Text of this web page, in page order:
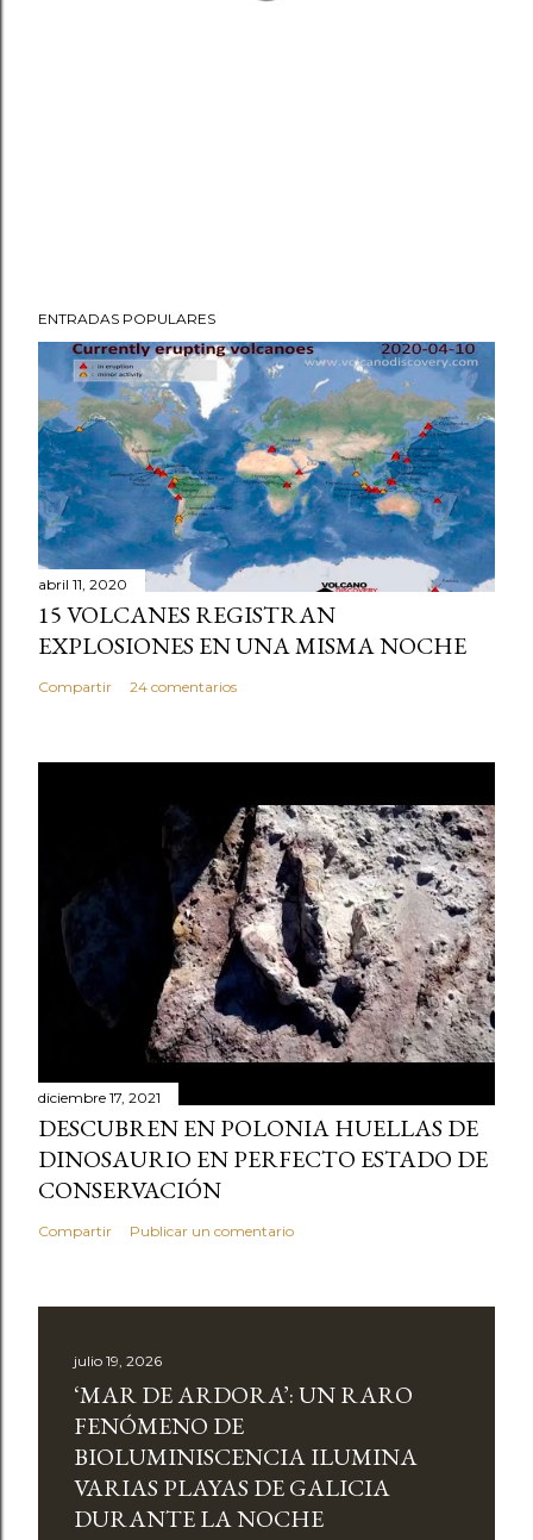
ENTRADAS POPULARES
abril 11, 2020
15 VOLCANES REGISTRAN
EXPLOSIONES EN UNA MISMA NOCHE
Compartir 24 comentarios
diciembre 17, 2021
DESCUBREN EN POLONIA HUELLAS DE
DINOSAURIO EN PERFECTO ESTADO DE
CONSERVACIÓN
Compartir Publicar un comentario
julio 19, 2026
‘MAR DE ARDORA’: UN RARO
FENÓMENO DE
BIOLUMINISCENCIA ILUMINA
VARIAS PLAYAS DE GALICIA
DURANTE LA NOCHE